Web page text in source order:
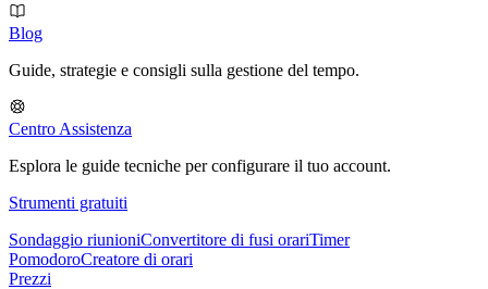
Blog
Guide, strategie e consigli sulla gestione del tempo.
Centro Assistenza
Esplora le guide tecniche per configurare il tuo account.
Strumenti gratuiti
Sondaggio riunioniConvertitore di fusi orariTimer
PomodoroCreatore di orari
Prezzi